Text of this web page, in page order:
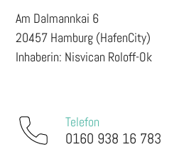
Am Dalmannkai 6
20457 Hamburg (HafenCity)
Inhaberin: Nisvican Roloff-Ok
Telefon
0160 938 16 783